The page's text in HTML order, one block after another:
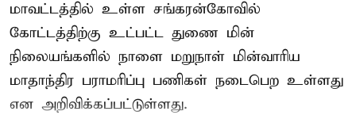
மாவட்டத்தில் உள்ள சங்கரன்கோவில்
கோட்டத்திற்கு உட்பட்ட துணை மின்
நிலையங்களில் நாளை மறுநாள் மின்வாரிய
மாதாந்திர பராமரிப்பு பணிகள் நடைபெற உள்ளது
என அறிவிக்கப்பட்டுள்ளது.